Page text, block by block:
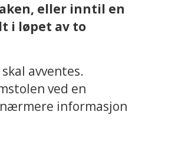
eller inntil en
i løpet av to
avventes.
ved en
informasjon